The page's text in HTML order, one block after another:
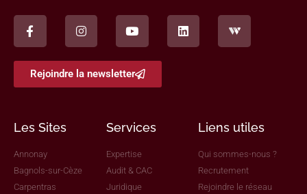
Rejoindre la newsletter
Les Sites
Annonay
Bagnols-sur-Cèze
Carpentras
Services
Expertise
Audit & CAC
Juridique
Liens utiles
Qui sommes-nous ?
Recrutement
Rejoindre le réseau